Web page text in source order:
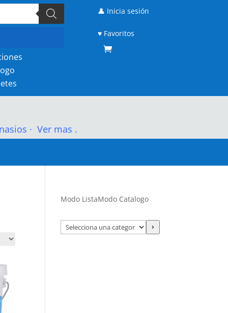
👤 Inicia sesión
♥ Favoritos
· Ver mas .
Modo ListaModo Catalogo
Selecciona
una